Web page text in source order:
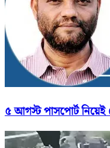
৫ আগস্ট পাসপোর্ট নিয়েই